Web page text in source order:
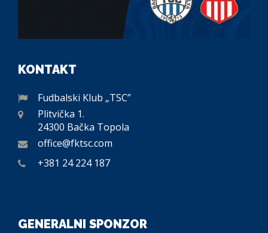
KONTAKT
Fudbalski Klub „TSC”
Plitvička 1.
24300 Bačka Topola
office@fktsc.com
+381 24 224 187
GENERALNI SPONZOR